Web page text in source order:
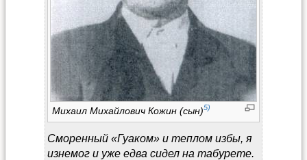
Михаил Михайлович Кожин (сын)5)
Сморенный «Гуаком» и теплом избы, я
изнемог и уже едва сидел на табурете.